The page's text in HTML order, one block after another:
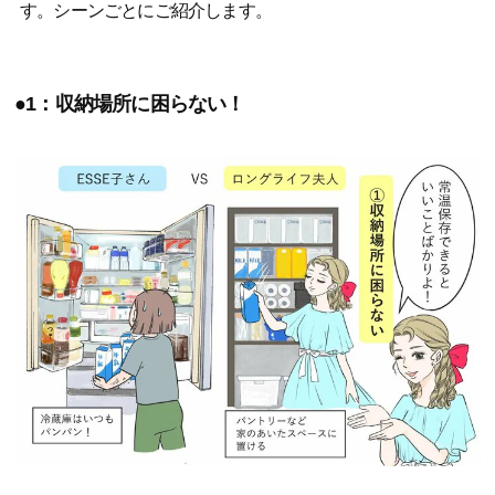
す。シーンごとにご紹介します。
●1：収納場所に困らない！